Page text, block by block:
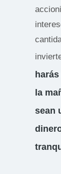
la
sean